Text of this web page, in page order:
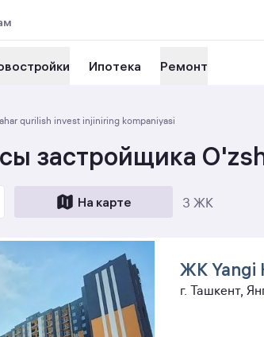
Ипотека Ремонт
qurilish invest injiniring kompaniyasi
застройщика
На карте 3 ЖК
ЖК Yangi
г. Ташкент,